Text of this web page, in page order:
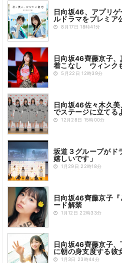
日向坂46、アプリ
ルドラマをプレミア
8月17日 18時41分
日向坂46齊藤京子
着こなし ウィンク
5月22日 12時39分
日向坂46佐々木久
でステージに立てる
12月28日 15時00分
坂道３グループがド
嬉しいです」
1月29日 22時18分
日向坂46齊藤京子
ード解禁
1月12日 22時33分
日向坂46齊藤京子
に朝の身支度する彼
1月3日 23時44分